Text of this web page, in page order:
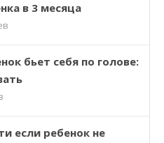
в 3 месяца
бьет себя по голове:
если ребенок не